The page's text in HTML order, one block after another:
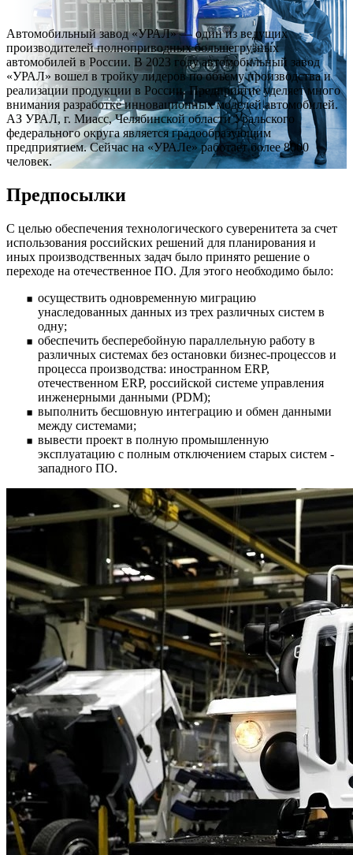
Автомобильный завод «УРАЛ» — один из ведущих
производителей полноприводных большегрузных
автомобилей в России. В 2023 году автомобильный завод
«УРАЛ» вошел в тройку лидеров по объему производства и
реализации продукции в России. Предприятие уделяет много
внимания разработке инновационных моделей автомобилей.
АЗ УРАЛ, г. Миасс, Челябинской области Уральского
федерального округа является градообразующим
предприятием. Сейчас на «УРАЛе» работает более 8000
человек.
Предпосылки
С целью обеспечения технологического суверенитета за счет
использования российских решений для планирования и
иных производственных задач было принято решение о
переходе на отечественное ПО. Для этого необходимо было:
осуществить одновременную миграцию
унаследованных данных из трех различных систем в
одну;
обеспечить бесперебойную параллельную работу в
различных системах без остановки бизнес-процессов и
процесса производства: иностранном ERP,
отечественном ERP, российской системе управления
инженерными данными (PDM);
выполнить бесшовную интеграцию и обмен данными
между системами;
вывести проект в полную промышленную
эксплуатацию с полным отключением старых систем -
западного ПО.